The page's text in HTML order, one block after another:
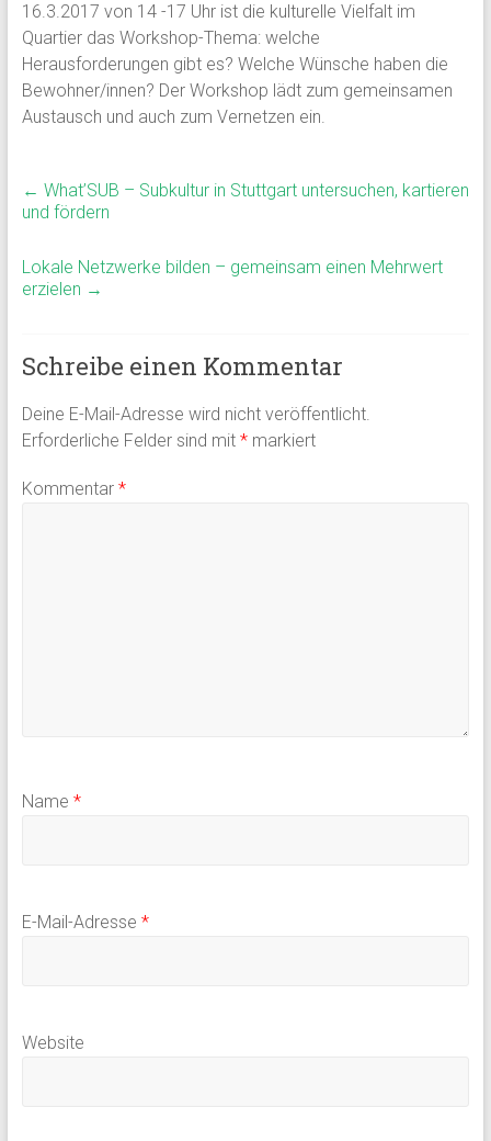
16.3.2017 von 14 -17 Uhr ist die kulturelle Vielfalt im
Quartier das Workshop-Thema: welche
Herausforderungen gibt es? Welche Wünsche haben die
Bewohner/innen? Der Workshop lädt zum gemeinsamen
Austausch und auch zum Vernetzen ein.
← What’SUB – Subkultur in Stuttgart untersuchen, kartieren
und fördern
Lokale Netzwerke bilden – gemeinsam einen Mehrwert
erzielen →
Schreibe einen Kommentar
Deine E-Mail-Adresse wird nicht veröffentlicht.
Erforderliche Felder sind mit *markiert
Kommentar *
Name *
E-Mail-Adresse *
Website